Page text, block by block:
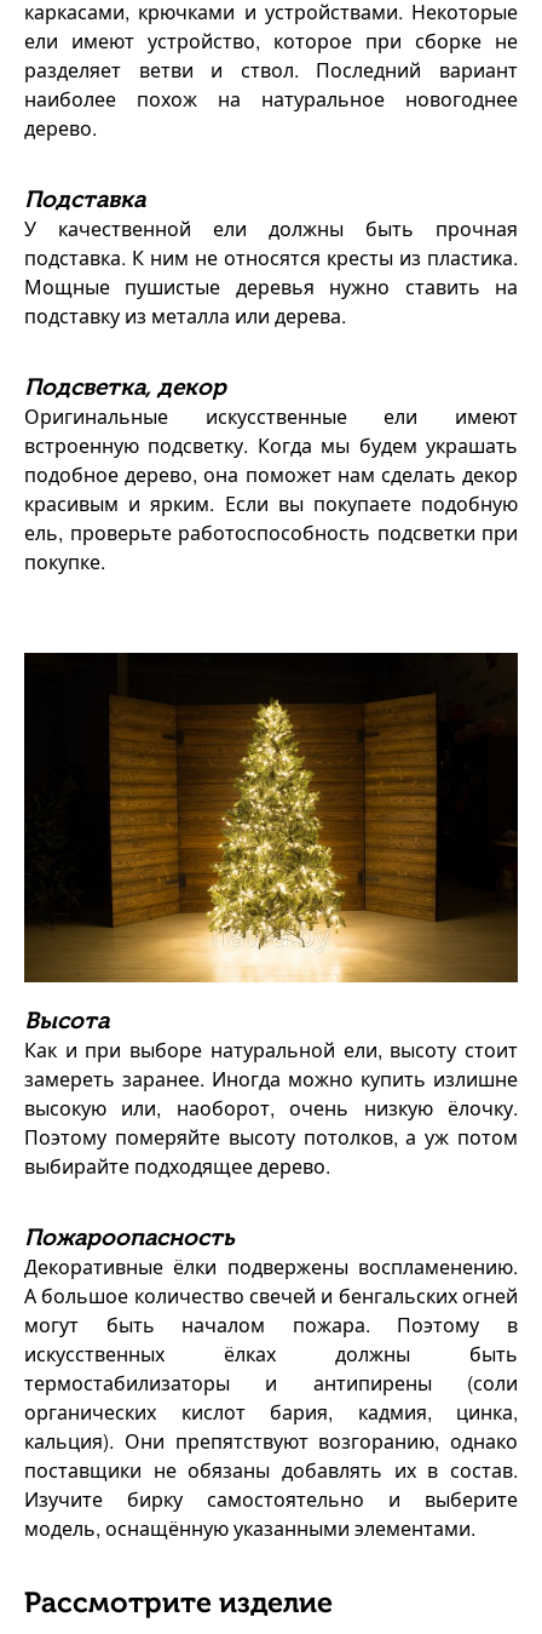
каркасами, крючками и устройствами. Некоторые
ели имеют устройство, которое при сборке не
разделяет ветви и ствол. Последний вариант
наиболее похож на натуральное новогоднее
дерево.
Подставка
У качественной ели должны быть прочная
подставка. К ним не относятся кресты из пластика.
Мощные пушистые деревья нужно ставить на
подставку из металла или дерева.
Подсветка, декор
Оригинальные искусственные ели имеют
встроенную подсветку. Когда мы будем украшать
подобное дерево, она поможет нам сделать декор
красивым и ярким. Если вы покупаете подобную
ель, проверьте работоспособность подсветки при
покупке.
Высота
Как и при выборе натуральной ели, высоту стоит
замереть заранее. Иногда можно купить излишне
высокую или, наоборот, очень низкую ёлочку.
Поэтому померяйте высоту потолков, а уж потом
выбирайте подходящее дерево.
Пожароопасность
Декоративные ёлки подвержены воспламенению.
А большое количество свечей и бенгальских огней
могут быть началом пожара. Поэтому в
искусственных ёлках должны быть
термостабилизаторы и антипирены (соли
органических кислот бария, кадмия, цинка,
кальция). Они препятствуют возгоранию, однако
поставщики не обязаны добавлять их в состав.
Изучите бирку самостоятельно и выберите
модель, оснащённую указанными элементами.
Рассмотрите изделие